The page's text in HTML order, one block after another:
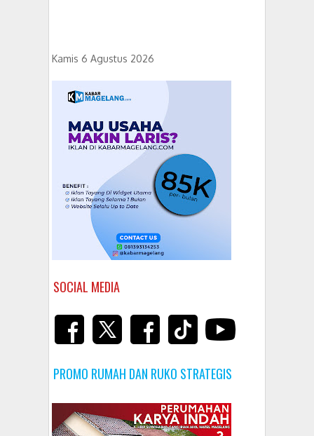
Kamis 6 Agustus 2026
SOCIAL MEDIA
PROMO RUMAH DAN RUKO STRATEGIS